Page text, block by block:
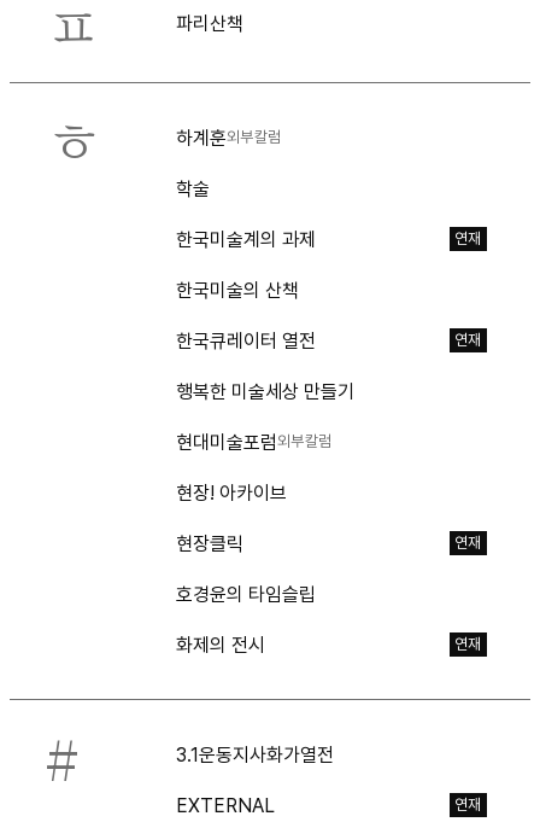
ㅍ 파리산책
ㅎ 하계훈외부칼럼
학술
한국미술계의 과제 연재
한국미술의 산책
한국큐레이터 열전 연재
행복한 미술세상 만들기
현대미술포럼외부칼럼
현장! 아카이브
현장클릭 연재
호경윤의 타임슬립
화제의 전시 연재
# 3.1운동지사화가열전
EXTERNAL 연재